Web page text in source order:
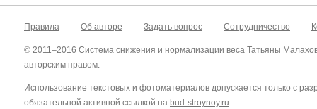
Правила Об авторе Задать вопрос Сотрудничество
© 2011–2016 Система снижения и нормализации веса Татьяны
авторским правом.
Использование текстовых и фотоматериалов допускается только с
обязательной активной ссылкой на bud-stroynoy.ru